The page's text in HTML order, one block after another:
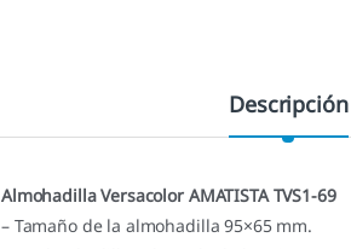
Descripción
Almohadilla Versacolor AMATISTA TVS1-69
– Tamaño de la almohadilla 95×65 mm.